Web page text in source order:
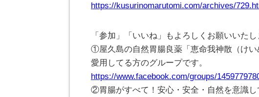
https://kusurinomarutomi.com/archives/
「参加」「いいね」もよろしくお願いいたし
①屋久島の自然胃腸良薬「恵命我神散（けい
愛用してる方のグループです。
https://www.facebook.com/groups/
②胃腸がすべて！安心・安全・自然を意識し